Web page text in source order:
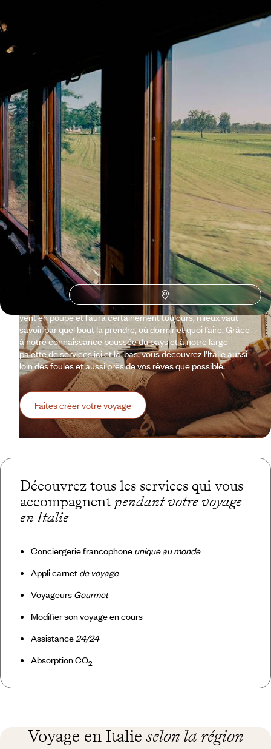
Délaisser la voiture pour aller en train tout confort, de ville en ville et du
nord au sud, à la rencontre d'une Italie passionnante
16 jours, de 5700 à 7000 €
Toutes nos suggestions de voyages en Italie (63)
Pourquoi partir avec
Voyageurs
en Italie?
Pour mener en Italie la véritable Dolce Vita, mieux vaut savoir
où aller et à quel moment y aller. Parce que Rome et le
Colisée, parce que la volupté de Florence au bord de l’Arno,
parce que les Pouilles et leurs terroirs merveilleux, parce que
Venise l’éternelle, parce que Naples et son esprit rebelle,
parce que la lumière de Palerme… Parce que la botte a le
vent en poupe et l’aura certainement toujours, mieux vaut
savoir par quel bout la prendre, où dormir et quoi faire. Grâce
à notre connaissance poussée du pays et à notre large
palette de services ici et là-bas, vous découvrez l’Italie aussi
loin des foules et aussi près de vos rêves que possible.
Faites créer votre voyage
Découvrez tous les services qui vous
accompagnent pendant votre voyage
en Italie
Conciergerie francophone unique au monde
Appli carnet de voyage
Voyageurs Gourmet
Modifier son voyage en cours
Assistance24/24
Absorption CO2
Voyage en Italie selon la région